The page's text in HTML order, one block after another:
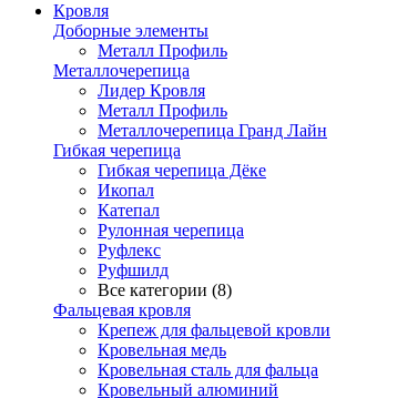
Кровля
Доборные элементы
Металл Профиль
Металлочерепица
Лидер Кровля
Металл Профиль
Металлочерепица Гранд Лайн
Гибкая черепица
Гибкая черепица Дёке
Икопал
Катепал
Рулонная черепица
Руфлекс
Руфшилд
Все категории (8)
Фальцевая кровля
Крепеж для фальцевой кровли
Кровельная медь
Кровельная сталь для фальца
Кровельный алюминий